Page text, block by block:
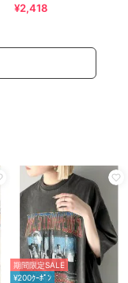
ルチボーダーアソートTシャツ
¥2,418
期間限定SALE
¥200ｸｰﾎﾟﾝ